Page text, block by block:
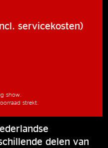
servicekosten)
show.
strekt.
delen van